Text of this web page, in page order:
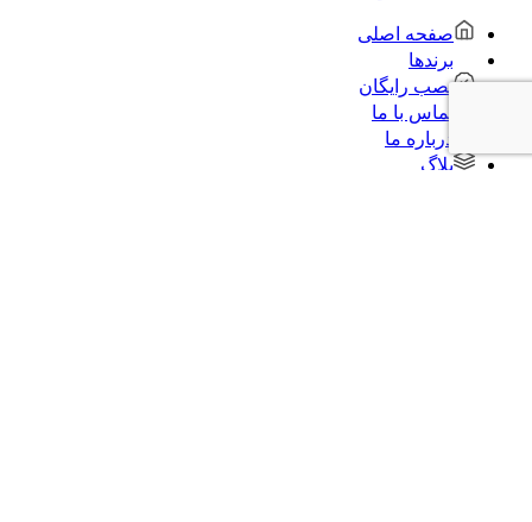
صفحه اصلی
برندها
نصب رایگان
تماس با ما
درباره ما
بلاگ